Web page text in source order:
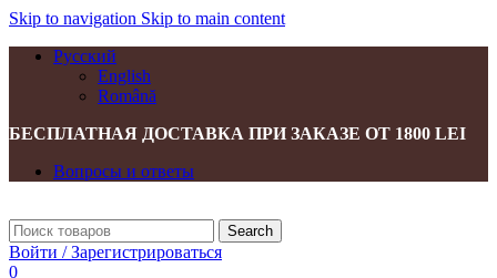
Skip to navigation Skip to main content
Русский
English
Română
БЕСПЛАТНАЯ ДОСТАВКА ПРИ ЗАКАЗЕ ОТ 1800 LEI
Вопросы и ответы
Search
Войти / Зарегистрироваться
0